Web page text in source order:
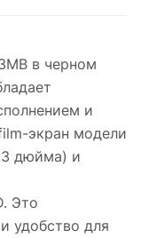
в черном
и
экран модели
дюйма) и
Это
удобство для